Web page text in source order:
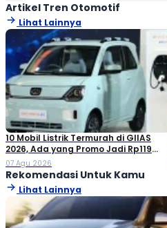
Artikel Tren Otomotif
Lihat Lainnya
10 Mobil Listrik Termurah di GIIAS
2026, Ada yang Promo Jadi Rp119
Jutaan!
07 Agu 2026
Rekomendasi Untuk Kamu
Lihat Lainnya